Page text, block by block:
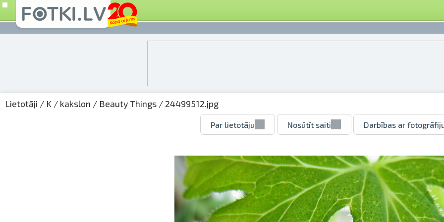
Lietotāji / K / kakslon / Beauty Things / 24499512.jpg
Par lietotāju Nosūtīt saiti Darbības ar